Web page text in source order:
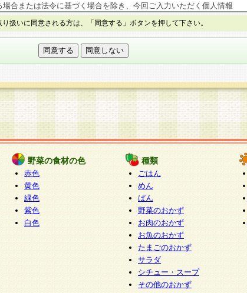
場合または法令に基づく場合を除き、今回ご入力いただく個人情報
せん。
を外部に委託する場合は、当社が規定する個人情報管理基準を満た
託を行い、適切な取り扱いが行われるよう監督します。
り、当社が本件により取得した開示対象個人情報の利用目的の通
正・追加または削除・利用の停止・消去及び第三者への提供の禁止
示等」といいます。）に応じます。
は以下になります。
情報お客様相談窓口
paku-info@pakusuku.com
は任意ですが、個人情報の取扱いについて同意をいただけない場
スの提供、お客様からのお問い合わせ・ご相談への対応ができな
のでご了承ください。
り扱いに同意される方は、「同意する」ボタンを押して下さい。
野菜の食材の色
赤色
黄色
緑色
紫色
白色
種類
ごはん
めん
ぱん
野菜のおかず
お肉のおかず
お魚のおかず
たまごのおかず
サラダ
シチュー・スープ
その他のおかず